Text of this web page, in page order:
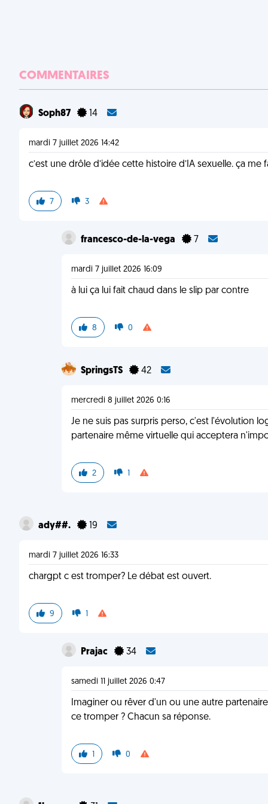
COMMENTAIRES
Soph87 14
mardi 7 juillet 2026 14:42
c’est une drôle d’idée cette histoire d’IA sexuelle. ça me
7 3
francesco-de-la-vega 7
mardi 7 juillet 2026 16:09
à lui ça lui fait chaud dans le slip par contre
8 0
SpringsTS 42
mercredi 8 juillet 2026 0:16
Je ne suis pas surpris perso, c'est l'évolution
partenaire même virtuelle qui acceptera
2 1
ady##. 19
mardi 7 juillet 2026 16:33
chargpt c est tromper? Le débat est ouvert.
9 1
Prajac 34
samedi 11 juillet 2026 0:47
Imaginer ou rêver d'un ou une autre
ce tromper ? Chacun sa réponse.
1 0